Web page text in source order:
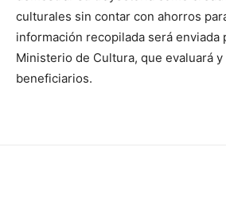
culturales sin contar con ahorros
información recopilada será enviada
Ministerio de Cultura, que evaluará
beneficiarios.